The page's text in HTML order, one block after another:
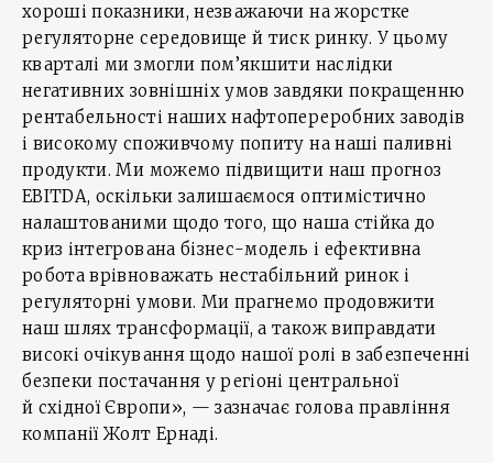
хороші показники, незважаючи на жорстке
регуляторне середовище й тиск ринку. У цьому
кварталі ми змогли пом’якшити наслідки
негативних зовнішніх умов завдяки покращенню
рентабельності наших нафтопереробних заводів
і високому споживчому попиту на наші паливні
продукти. Ми можемо підвищити наш прогноз
EBITDA, оскільки залишаємося оптимістично
налаштованими щодо того, що наша стійка до
криз інтегрована бізнес-модель і ефективна
робота врівноважать нестабільний ринок і
регуляторні умови. Ми прагнемо продовжити
наш шлях трансформації, а також виправдати
високі очікування щодо нашої ролі в забезпеченні
безпеки постачання у регіоні центральної
й східної Європи», — зазначає голова правління
компанії Жолт Ернаді.